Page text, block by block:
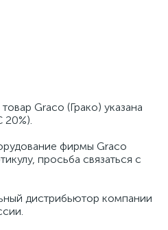
Graco (Грако) указана
20%).
фирмы Graco
просьба связаться с
дистрибьютор компании